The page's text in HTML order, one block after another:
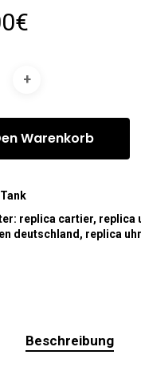
€
Warenkorb
Tank
replica cartier, replica
deutschland , replica
Beschreibung